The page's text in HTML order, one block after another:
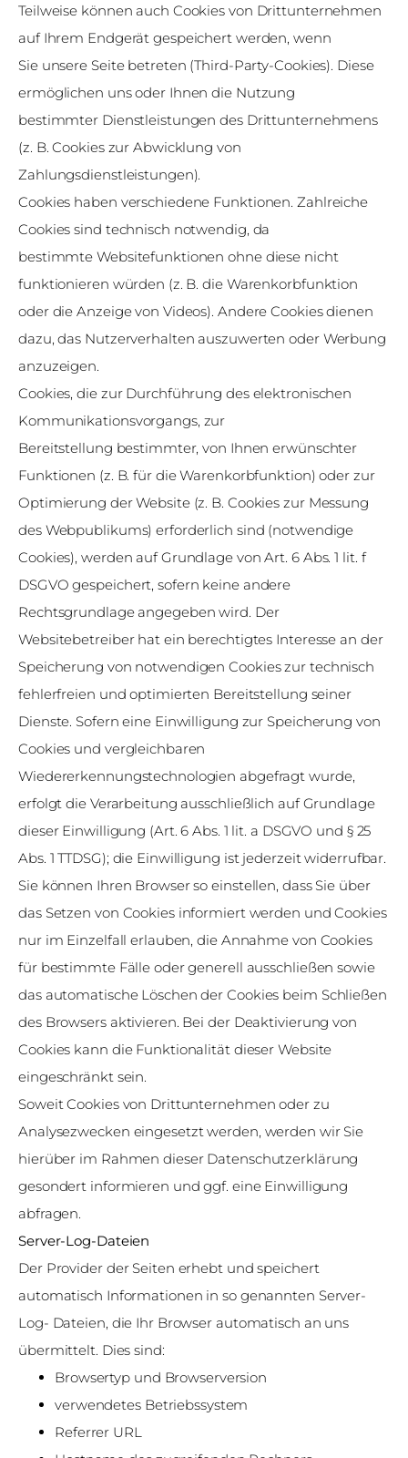
Teilweise können auch Cookies von Drittunternehmen
auf Ihrem Endgerät gespeichert werden, wenn
Sie unsere Seite betreten (Third-Party-Cookies). Diese
ermöglichen uns oder Ihnen die Nutzung
bestimmter Dienstleistungen des Drittunternehmens
(z. B. Cookies zur Abwicklung von
Zahlungsdienstleistungen).
Cookies haben verschiedene Funktionen. Zahlreiche
Cookies sind technisch notwendig, da
bestimmte Websitefunktionen ohne diese nicht
funktionieren würden (z. B. die Warenkorbfunktion
oder die Anzeige von Videos). Andere Cookies dienen
dazu, das Nutzerverhalten auszuwerten oder Werbung
anzuzeigen.
Cookies, die zur Durchführung des elektronischen
Kommunikationsvorgangs, zur
Bereitstellung bestimmter, von Ihnen erwünschter
Funktionen (z. B. für die Warenkorbfunktion) oder zur
Optimierung der Website (z. B. Cookies zur Messung
des Webpublikums) erforderlich sind (notwendige
Cookies), werden auf Grundlage von Art. 6 Abs. 1 lit. f
DSGVO gespeichert, sofern keine andere
Rechtsgrundlage angegeben wird. Der
Websitebetreiber hat ein berechtigtes Interesse an der
Speicherung von notwendigen Cookies zur technisch
fehlerfreien und optimierten Bereitstellung seiner
Dienste. Sofern eine Einwilligung zur Speicherung von
Cookies und vergleichbaren
Wiedererkennungstechnologien abgefragt wurde,
erfolgt die Verarbeitung ausschließlich auf Grundlage
dieser Einwilligung (Art. 6 Abs. 1 lit. a DSGVO und § 25
Abs. 1 TTDSG); die Einwilligung ist jederzeit widerrufbar.
Sie können Ihren Browser so einstellen, dass Sie über
das Setzen von Cookies informiert werden und Cookies
nur im Einzelfall erlauben, die Annahme von Cookies
für bestimmte Fälle oder generell ausschließen sowie
das automatische Löschen der Cookies beim Schließen
des Browsers aktivieren. Bei der Deaktivierung von
Cookies kann die Funktionalität dieser Website
eingeschränkt sein.
Soweit Cookies von Drittunternehmen oder zu
Analysezwecken eingesetzt werden, werden wir Sie
hierüber im Rahmen dieser Datenschutzerklärung
gesondert informieren und ggf. eine Einwilligung
abfragen.
Server-Log-Dateien
Der Provider der Seiten erhebt und speichert
automatisch Informationen in so genannten Server-
Log- Dateien, die Ihr Browser automatisch an uns
übermittelt. Dies sind:
Browsertyp und Browserversion
verwendetes Betriebssystem
Referrer URL